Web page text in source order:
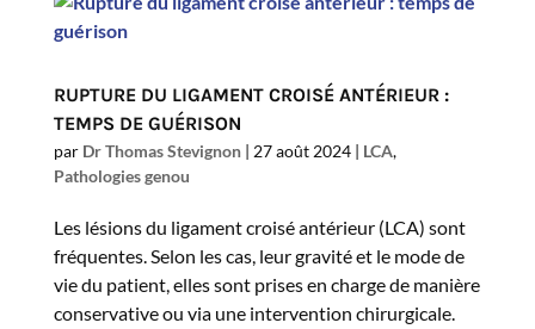
RUPTURE DU LIGAMENT CROISÉ ANTÉRIEUR :
TEMPS DE GUÉRISON
par Dr Thomas Stevignon| 27 août 2024| LCA,
Pathologies genou
Les lésions du ligament croisé antérieur (LCA) sont
fréquentes. Selon les cas, leur gravité et le mode de
vie du patient, elles sont prises en charge de manière
conservative ou via une intervention chirurgicale.